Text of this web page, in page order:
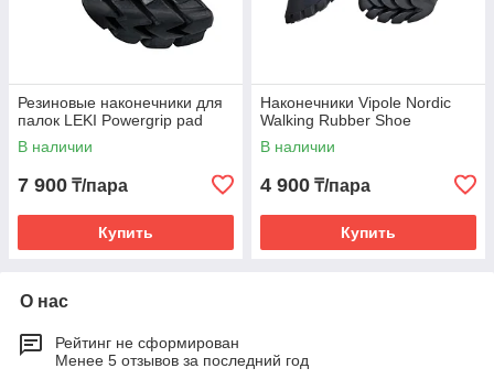
Резиновые наконечники для
палок LEKI Powergrip pad
В наличии
7 900 ₸/пара
Купить
Наконечники Vipole Nordic
Walking Rubber Shoe
В наличии
4 900 ₸/пара
Купить
О нас
Рейтинг не сформирован
Менее 5 отзывов за последний год